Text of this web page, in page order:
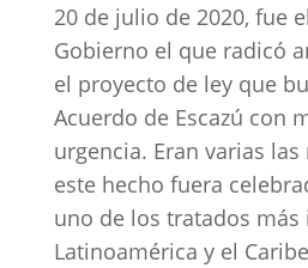
20 de julio de 2020, fue
Gobierno el que radicó
el proyecto de ley que
Acuerdo de Escazú con
urgencia. Eran varias
este hecho fuera
uno de los tratados
Latinoamérica y el